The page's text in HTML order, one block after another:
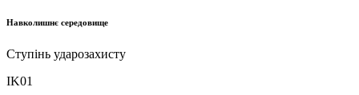
Навколишнє середовище
Ступінь ударозахисту
IK01